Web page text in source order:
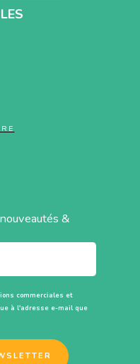
&
commerciales et
à l'adresse e-mail que